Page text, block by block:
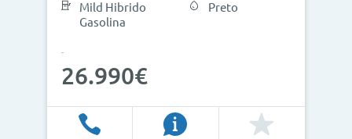
Mild Hibrido
Gasolina
Preto
26.990€